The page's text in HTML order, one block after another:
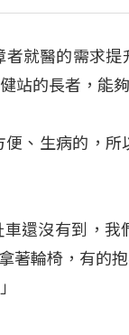
就醫的需求
站的長者，能
、生病的，所
還沒有到，我
著輪椅，有的